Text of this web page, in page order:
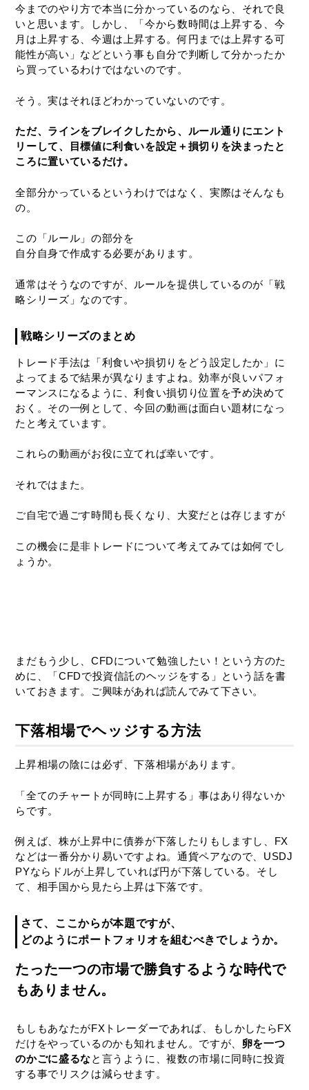
今までのやり方で本当に分かっているのなら、それで良
いと思います。しかし、「今から数時間は上昇する、今
月は上昇する、今週は上昇する。何円までは上昇する可
能性が高い」などという事も自分で判断して分かったか
ら買っているわけではないのです。
そう。実はそれほどわかっていないのです。
ただ、ラインをブレイクしたから、ルール通りにエント
リーして、目標値に利食いを設定＋損切りを決まったと
ころに置いているだけ。
全部分かっているというわけではなく、実際はそんなも
の。
この「ルール」の部分を
自分自身で作成する必要があります。
通常はそうなのですが、ルールを提供しているのが 「戦
略シリーズ」なのです。
戦略シリーズのまとめ
トレード手法は「利食いや損切りをどう設定したか」に
よってまるで結果が異なりますよね。効率が良いパフォ
ーマンスになるように、利食い損切り位置を予め決めて
おく。その一例として、今回の動画は面白い題材になっ
たと考えています。
これらの動画がお役に立てれば幸いです。
それではまた。
ご自宅で過ごす時間も長くなり、大変だとは存じますが
この機会に是非トレードについて考えてみては如何でし
ょうか。
まだもう少し、CFDについて勉強したい！という方のた
めに、「CFDで投資信託のヘッジをする」という話を書
いておきます。ご興味があれば読んでみて下さい。
下落相場でヘッジする方法
上昇相場の陰には必ず、下落相場があります。
「全てのチャートが同時に上昇する」事はあり得ないか
らです。
例えば、株が上昇中に債券が下落したりもしますし、FX
などは一番分かり易いですよね。通貨ペアなので、USDJ
PYならドルが上昇していれば円が下落している。そし
て、相手国から見たら上昇は下落です。
さて、ここからが本題ですが、
どのようにポートフォリオを組むべきでしょうか。
たった一つの市場で勝負するような時代で
もありません。
もしもあなたがFXトレーダーであれば、もしかしたらFX
だけをやっているのかも知れません。ですが、 卵を一つ
のかごに盛るなと言うように、複数の市場に同時に投資
する事でリスクは減らせます。